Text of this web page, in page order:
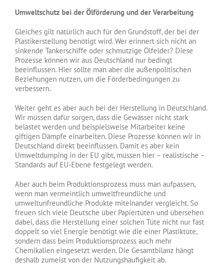
Umweltschutz bei der Ölförderung und der Verarbeitung
Gleiches gilt natürlich auch für den Grundstoff, der bei der
Plastikerstellung benötigt wird. Wer erinnert sich nicht an
sinkende Tankerschiffe oder schmutzige Ölfelder? Diese
Prozesse können wir aus Deutschland nur bedingt
beeinflussen. Hier sollte man aber die außenpolitischen
Beziehungen nutzen, um die Förderbedingungen zu
verbessern.
Weiter geht es aber auch bei der Herstellung in Deutschland.
Wir müssen dafür sorgen, dass die Gewässer nicht stark
belastet werden und beispielsweise Mitarbeiter keine
giftigen Dämpfe einarbeiten. Diese Prozesse können wir in
Deutschland direkt beeinflussen. Damit es aber kein
Umweltdumping in der EU gibt, müssen hier – realistische –
Standards auf EU-Ebene festgelegt werden.
Aber auch beim Produktionsprozess muss man aufpassen,
wenn man vermeintlich umweltfreundliche und
umweltunfreundliche Produkte miteinander vergleicht. So
freuen sich viele Deutsche über Papiertüten und übersehen
dabei, dass die Herstellung einer solchen Tüte nicht nur fast
doppelt so viel Energie benötigt wie die einer Plastiktüte,
sondern dass beim Produktionsprozess auch mehr
Chemikalien eingesetzt werden. Die Gesamtbilanz hängt
deshalb zumeist von der Nutzungshäufigkeit ab.